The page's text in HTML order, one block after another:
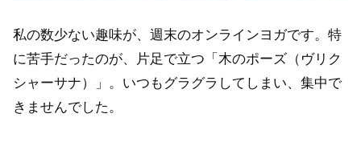
私の数少ない趣味が、週末のオンラインヨガです。特
に苦手だったのが、片足で立つ「木のポーズ（ヴリク
シャーサナ）」。いつもグラグラしてしまい、集中で
きませんでした。